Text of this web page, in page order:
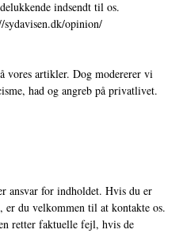
indsendt til os.
sydavisen.dk/opinion/
vores artikler. Dog modererer vi
had og angreb på privatlivet.
ansvar for indholdet. Hvis du er
du velkommen til at kontakte os.
retter faktuelle fejl, hvis de